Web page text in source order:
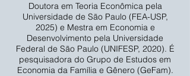
Doutora em Teoria Econômica pela
Universidade de São Paulo (FEA-USP,
2025) e Mestra em Economia e
Desenvolvimento pela Universidade
Federal de São Paulo (UNIFESP, 2020). É
pesquisadora do Grupo de Estudos em
Economia da Família e Gênero (GeFam).